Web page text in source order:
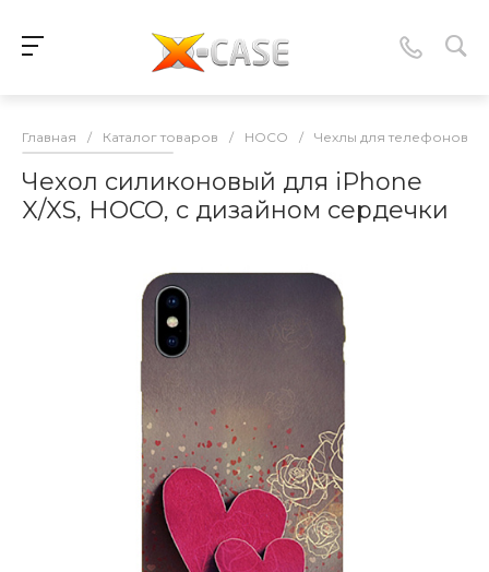
Главная / Каталог товаров / HOCO / Чехлы для телефонов
Чехол силиконовый для iPhone
X/XS, HOCO, с дизайном сердечки